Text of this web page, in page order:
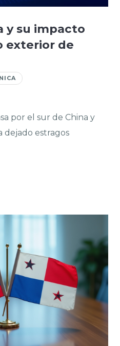
y su impacto
exterior de
por el sur de China y
dejado estragos